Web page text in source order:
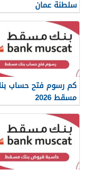
سلطنة عمان
كم رسوم فتح حساب
مسقط 2026